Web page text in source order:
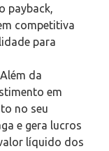
payback,
competitiva
para
Além da
em
no seu
e gera lucros
líquido dos